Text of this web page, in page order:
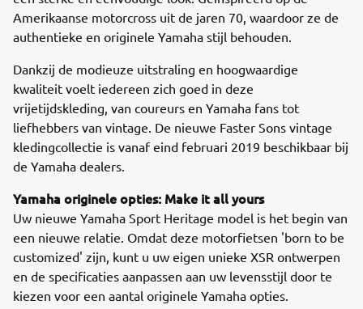
Amerikaanse motorcross uit de jaren 70, waardoor ze de
authentieke en originele Yamaha stijl behouden.
Dankzij de modieuze uitstraling en hoogwaardige
kwaliteit voelt iedereen zich goed in deze
vrijetijdskleding, van coureurs en Yamaha fans tot
liefhebbers van vintage. De nieuwe Faster Sons vintage
kledingcollectie is vanaf eind februari 2019 beschikbaar bij
de Yamaha dealers.
Yamaha originele opties: Make it all yours
Uw nieuwe Yamaha Sport Heritage model is het begin van
een nieuwe relatie. Omdat deze motorfietsen 'born to be
customized' zijn, kunt u uw eigen unieke XSR ontwerpen
en de specificaties aanpassen aan uw levensstijl door te
kiezen voor een aantal originele Yamaha opties.